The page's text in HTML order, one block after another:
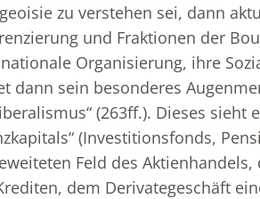
zu verstehen sei, dann
und Fraktionen der
Organisierung, ihre
dann sein besonderes
(263ff.). Dieses sieht
(Investitionsfonds,
Feld des
dem Derivategeschäft